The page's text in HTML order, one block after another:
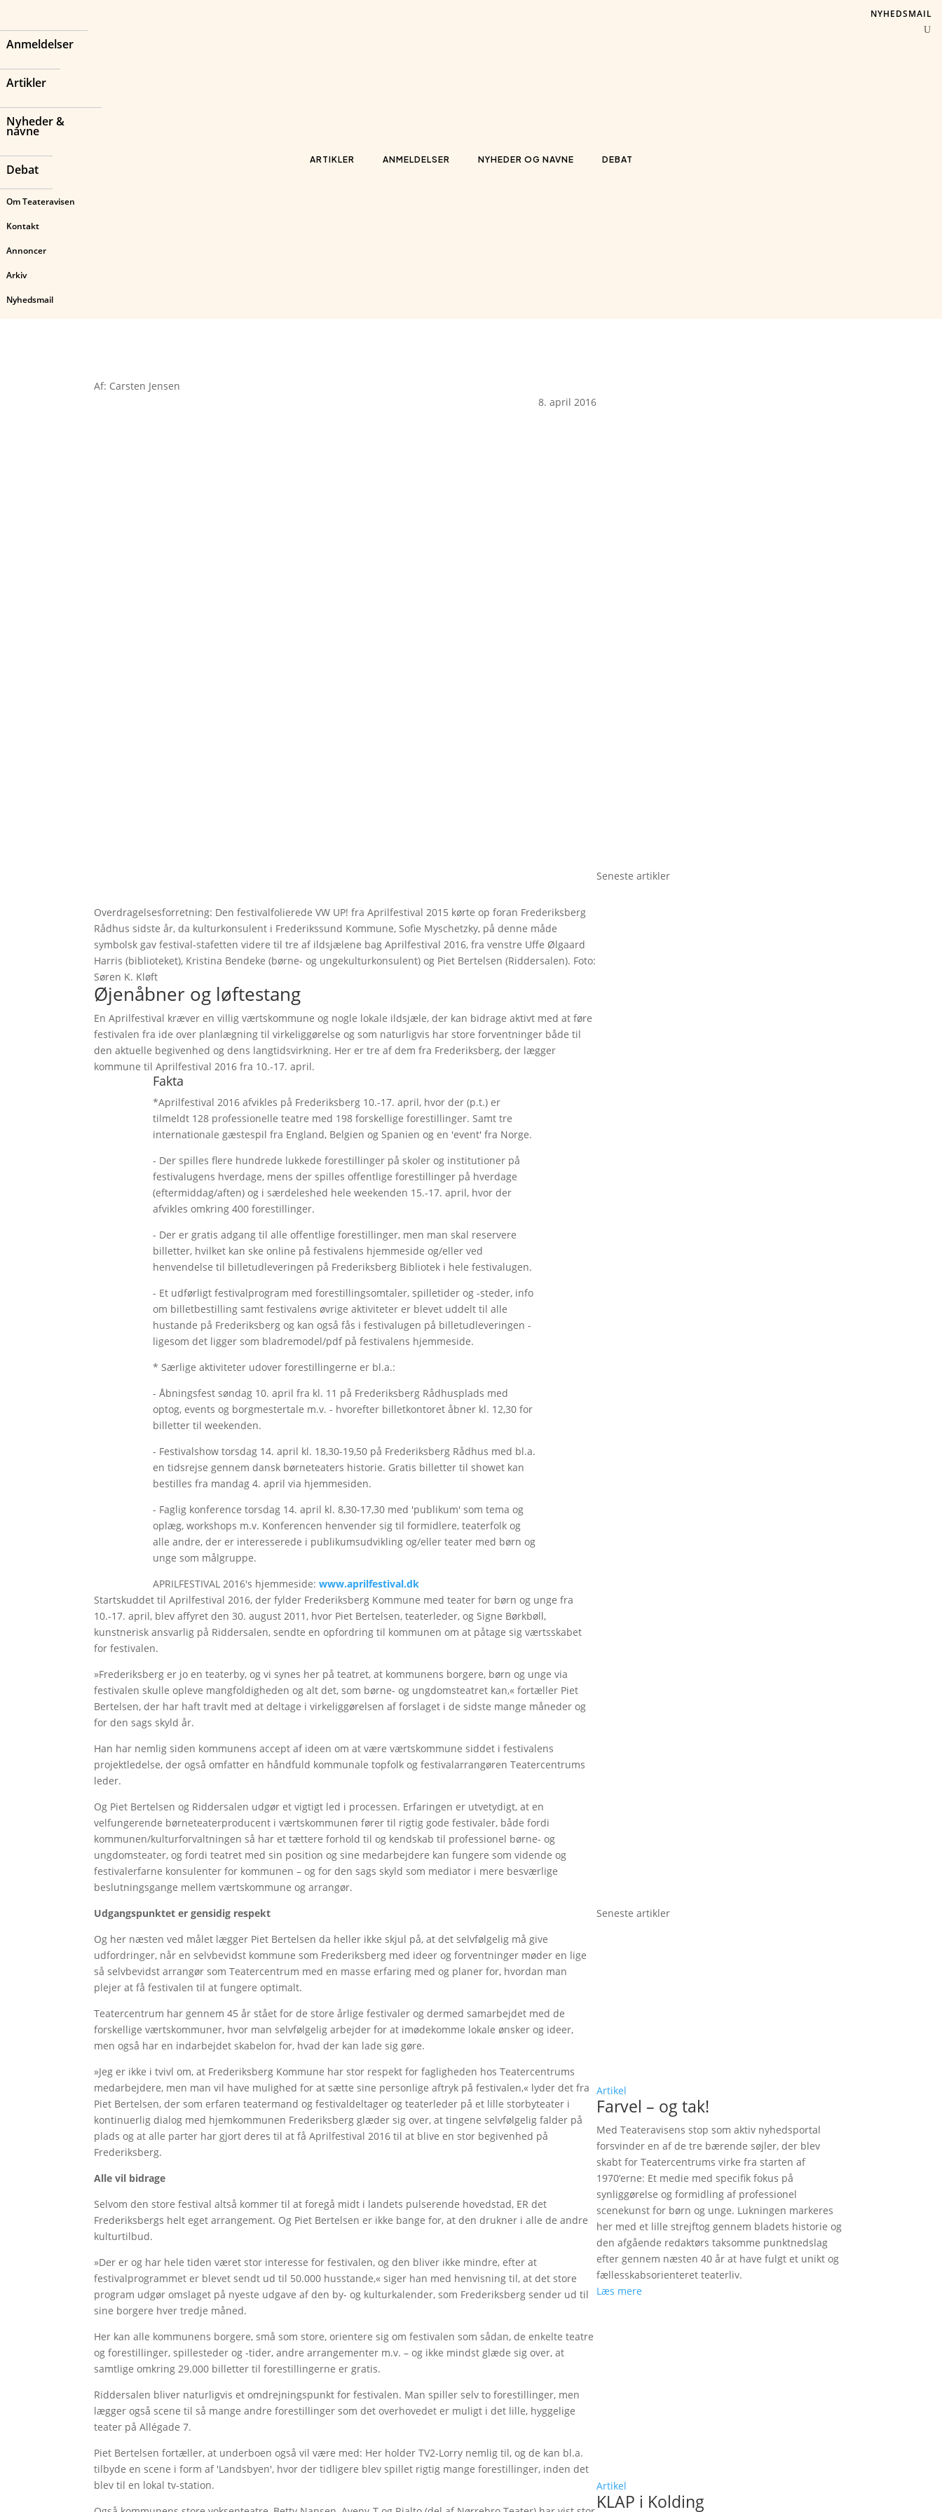
Anmeldelser
Artikler
Nyheder &
navne
Debat
Om Teateravisen
Kontakt
Annoncer
Arkiv
Nyhedsmail
ARTIKLER ANMELDELSER NYHEDER OG NAVNE DEBAT
NYHEDSMAIL
Af: Carsten Jensen
8. april 2016
Overdragelsesforretning: Den festivalfolierede VW UP! fra Aprilfestival 2015 kørte op foran Frederiksberg
Rådhus sidste år, da kulturkonsulent i Frederikssund Kommune, Sofie Myschetzky, på denne måde
symbolsk gav festival-stafetten videre til tre af ildsjælene bag Aprilfestival 2016, fra venstre Uffe Ølgaard
Harris (biblioteket), Kristina Bendeke (børne- og ungekulturkonsulent) og Piet Bertelsen (Riddersalen). Foto:
Søren K. Kløft
Øjenåbner og løftestang
En Aprilfestival kræver en villig værtskommune og nogle lokale ildsjæle, der kan bidrage aktivt med at føre
festivalen fra ide over planlægning til virkeliggørelse og som naturligvis har store forventninger både til
den aktuelle begivenhed og dens langtidsvirkning. Her er tre af dem fra Frederiksberg, der lægger
kommune til Aprilfestival 2016 fra 10.-17. april.
Fakta
*Aprilfestival 2016 afvikles på Frederiksberg 10.-17. april, hvor der (p.t.) er
tilmeldt 128 professionelle teatre med 198 forskellige forestillinger. Samt tre
internationale gæstespil fra England, Belgien og Spanien og en 'event' fra Norge.
- Der spilles flere hundrede lukkede forestillinger på skoler og institutioner på
festivalugens hverdage, mens der spilles offentlige forestillinger på hverdage
(eftermiddag/aften) og i særdeleshed hele weekenden 15.-17. april, hvor der
afvikles omkring 400 forestillinger.
- Der er gratis adgang til alle offentlige forestillinger, men man skal reservere
billetter, hvilket kan ske online på festivalens hjemmeside og/eller ved
henvendelse til billetudleveringen på Frederiksberg Bibliotek i hele festivalugen.
- Et udførligt festivalprogram med forestillingsomtaler, spilletider og -steder, info
om billetbestilling samt festivalens øvrige aktiviteter er blevet uddelt til alle
hustande på Frederiksberg og kan også fås i festivalugen på billetudleveringen -
ligesom det ligger som bladremodel/pdf på festivalens hjemmeside.
* Særlige aktiviteter udover forestillingerne er bl.a.:
- Åbningsfest søndag 10. april fra kl. 11 på Frederiksberg Rådhusplads med
optog, events og borgmestertale m.v. - hvorefter billetkontoret åbner kl. 12,30 for
billetter til weekenden.
- Festivalshow torsdag 14. april kl. 18,30-19,50 på Frederiksberg Rådhus med bl.a.
en tidsrejse gennem dansk børneteaters historie. Gratis billetter til showet kan
bestilles fra mandag 4. april via hjemmesiden.
- Faglig konference torsdag 14. april kl. 8,30-17,30 med 'publikum' som tema og
oplæg, workshops m.v. Konferencen henvender sig til formidlere, teaterfolk og
alle andre, der er interesserede i publikumsudvikling og/eller teater med børn og
unge som målgruppe.
APRILFESTIVAL 2016's hjemmeside: www.aprilfestival.dk
Startskuddet til Aprilfestival 2016, der fylder Frederiksberg Kommune med teater for børn og unge fra
10.-17. april, blev affyret den 30. august 2011, hvor Piet Bertelsen, teaterleder, og Signe Børkbøll,
kunstnerisk ansvarlig på Riddersalen, sendte en opfordring til kommunen om at påtage sig værtsskabet
for festivalen.
»Frederiksberg er jo en teaterby, og vi synes her på teatret, at kommunens borgere, børn og unge via
festivalen skulle opleve mangfoldigheden og alt det, som børne- og ungdomsteatret kan,« fortæller Piet
Bertelsen, der har haft travlt med at deltage i virkeliggørelsen af forslaget i de sidste mange måneder og
for den sags skyld år.
Han har nemlig siden kommunens accept af ideen om at være værtskommune siddet i festivalens
projektledelse, der også omfatter en håndfuld kommunale topfolk og festivalarrangøren Teatercentrums
leder.
Og Piet Bertelsen og Riddersalen udgør et vigtigt led i processen. Erfaringen er utvetydigt, at en
velfungerende børneteaterproducent i værtskommunen fører til rigtig gode festivaler, både fordi
kommunen/kulturforvaltningen så har et tættere forhold til og kendskab til professionel børne- og
ungdomsteater, og fordi teatret med sin position og sine medarbejdere kan fungere som vidende og
festivalerfarne konsulenter for kommunen – og for den sags skyld som mediator i mere besværlige
beslutningsgange mellem værtskommune og arrangør.
Udgangspunktet er gensidig respekt
Og her næsten ved målet lægger Piet Bertelsen da heller ikke skjul på, at det selvfølgelig må give
udfordringer, når en selvbevidst kommune som Frederiksberg med ideer og forventninger møder en lige
så selvbevidst arrangør som Teatercentrum med en masse erfaring med og planer for, hvordan man
plejer at få festivalen til at fungere optimalt.
Teatercentrum har gennem 45 år stået for de store årlige festivaler og dermed samarbejdet med de
forskellige værtskommuner, hvor man selvfølgelig arbejder for at imødekomme lokale ønsker og ideer,
men også har en indarbejdet skabelon for, hvad der kan lade sig gøre.
»Jeg er ikke i tvivl om, at Frederiksberg Kommune har stor respekt for fagligheden hos Teatercentrums
medarbejdere, men man vil have mulighed for at sætte sine personlige aftryk på festivalen,« lyder det fra
Piet Bertelsen, der som erfaren teatermand og festivaldeltager og teaterleder på et lille storbyteater i
kontinuerlig dialog med hjemkommunen Frederiksberg glæder sig over, at tingene selvfølgelig falder på
plads og at alle parter har gjort deres til at få Aprilfestival 2016 til at blive en stor begivenhed på
Frederiksberg.
Alle vil bidrage
Selvom den store festival altså kommer til at foregå midt i landets pulserende hovedstad, ER det
Frederiksbergs helt eget arrangement. Og Piet Bertelsen er ikke bange for, at den drukner i alle de andre
kulturtilbud.
»Der er og har hele tiden været stor interesse for festivalen, og den bliver ikke mindre, efter at
festivalprogrammet er blevet sendt ud til 50.000 husstande,« siger han med henvisning til, at det store
program udgør omslaget på nyeste udgave af den by- og kulturkalender, som Frederiksberg sender ud til
sine borgere hver tredje måned.
Her kan alle kommunens borgere, små som store, orientere sig om festivalen som sådan, de enkelte teatre
og forestillinger, spillesteder og -tider, andre arrangementer m.v. – og ikke mindst glæde sig over, at
samtlige omkring 29.000 billetter til forestillingerne er gratis.
Riddersalen bliver naturligvis et omdrejningspunkt for festivalen. Man spiller selv to forestillinger, men
lægger også scene til så mange andre forestillinger som det overhovedet er muligt i det lille, hyggelige
teater på Allégade 7.
Piet Bertelsen fortæller, at underboen også vil være med: Her holder TV2-Lorry nemlig til, og de kan bl.a.
tilbyde en scene i form af 'Landsbyen', hvor der tidligere blev spillet rigtig mange forestillinger, inden det
blev til en lokal tv-station.
Seneste artikler
Seneste artikler
Artikel
Farvel – og tak!
Med Teateravisens stop som aktiv nyhedsportal
forsvinder en af de tre bærende søjler, der blev
skabt for Teatercentrums virke fra starten af
1970’erne: Et medie med specifik fokus på
synliggørelse og formidling af professionel
scenekunst for børn og unge. Lukningen markeres
her med et lille strejftog gennem bladets historie og
den afgående redaktørs taksomme punktnedslag
efter gennem næsten 40 år at have fulgt et unikt og
fællesskabsorienteret teaterliv.
Læs mere
Artikel
KLAP i Kolding